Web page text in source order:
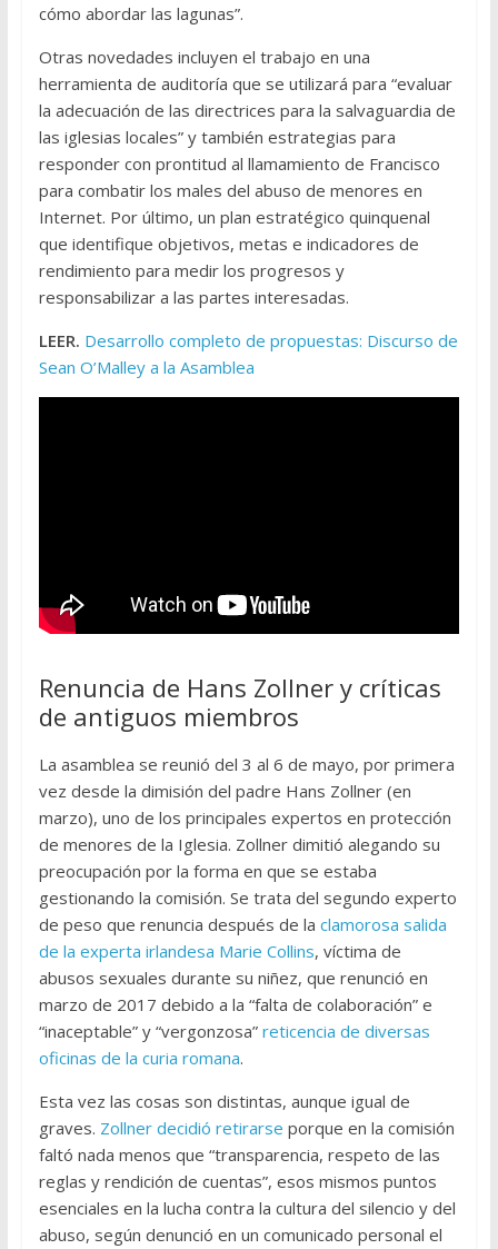
cómo abordar las lagunas”.
Otras novedades incluyen el trabajo en una
herramienta de auditoría que se utilizará para “evaluar
la adecuación de las directrices para la salvaguardia de
las iglesias locales” y también estrategias para
responder con prontitud al llamamiento de Francisco
para combatir los males del abuso de menores en
Internet. Por último, un plan estratégico quinquenal
que identifique objetivos, metas e indicadores de
rendimiento para medir los progresos y
responsabilizar a las partes interesadas.
LEER. Desarrollo completo de propuestas: Discurso de
Sean O’Malley a la Asamblea
Renuncia de Hans Zollner y críticas
de antiguos miembros
La asamblea se reunió del 3 al 6 de mayo, por primera
vez desde la dimisión del padre Hans Zollner (en
marzo), uno de los principales expertos en protección
de menores de la Iglesia. Zollner dimitió alegando su
preocupación por la forma en que se estaba
gestionando la comisión. Se trata del segundo experto
de peso que renuncia después de la clamorosa salida
de la experta irlandesa Marie Collins, víctima de
abusos sexuales durante su niñez, que renunció en
marzo de 2017 debido a la “falta de colaboración” e
“inaceptable” y “vergonzosa” reticencia de diversas
oficinas de la curia romana.
Esta vez las cosas son distintas, aunque igual de
graves. Zollner decidió retirarse porque en la comisión
faltó nada menos que “transparencia, respeto de las
reglas y rendición de cuentas”, esos mismos puntos
esenciales en la lucha contra la cultura del silencio y del
abuso, según denunció en un comunicado personal el